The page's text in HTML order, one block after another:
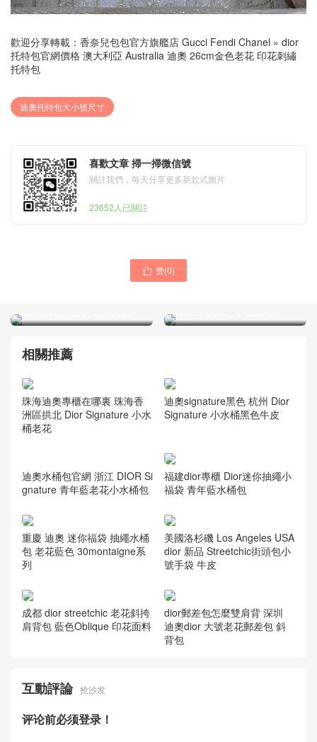
歡迎分享轉載： 香奈兒包包官方旗艦店 Gucci Fendi Chanel » dior
托特包官網價格 澳大利亞 Australia 迪奧 26cm金色老花 印花刺繡
托特包
迪奧托特包大小號尺寸
喜歡文章 掃一掃微信號
關註我們，每天分享更多新款式圖片
23652人已關註
 赞(0)
dior托特包尺寸中號好看還
迪奧toujours為什麽叫土著
相關推薦
珠海迪奧專櫃在哪裏 珠海香
洲區拱北 Dior Signature 小水
桶老花
迪奧signature黑色 杭州 Dior
Signature 小水桶黑色牛皮
迪奧水桶包官網 浙江 DIOR Si
gnature 青年藍老花小水桶包
福建dior專櫃 Dior迷你抽繩小
福袋 青年藍水桶包
重慶 迪奧 迷你福袋 抽繩水桶
包 老花藍色 30montaigne系
列
美國洛杉磯 Los Angeles USA
dior 新品 Streetchic街頭包小
號手袋 牛皮
成都 dior streetchic 老花斜挎
肩背包 藍色Oblique 印花面料
dior郵差包怎麼雙肩背 深圳
迪奧dior 大號老花郵差包 斜
背包
互動評論 抢沙发
评论前必须登录！